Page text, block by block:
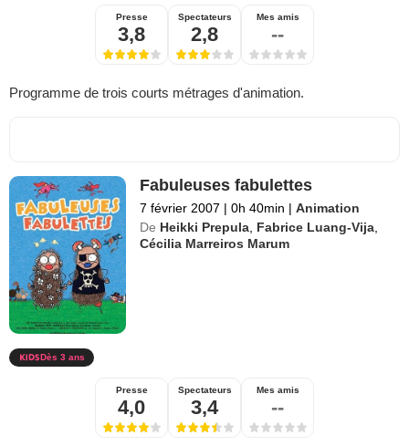
Presse
3,8
Spectateurs
2,8
Mes amis
--
Programme de trois courts métrages d'animation.
Fabuleuses fabulettes
7 février 2007 | 0h 40min | Animation
De Heikki Prepula Fabrice Luang-Vija
Cécilia Marreiros Marum
Dès 3 ans
Presse
4,0
Spectateurs
3,4
Mes amis
--